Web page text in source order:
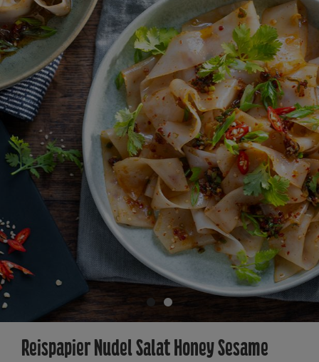
Reispapier Nudel Salat Honey Sesame